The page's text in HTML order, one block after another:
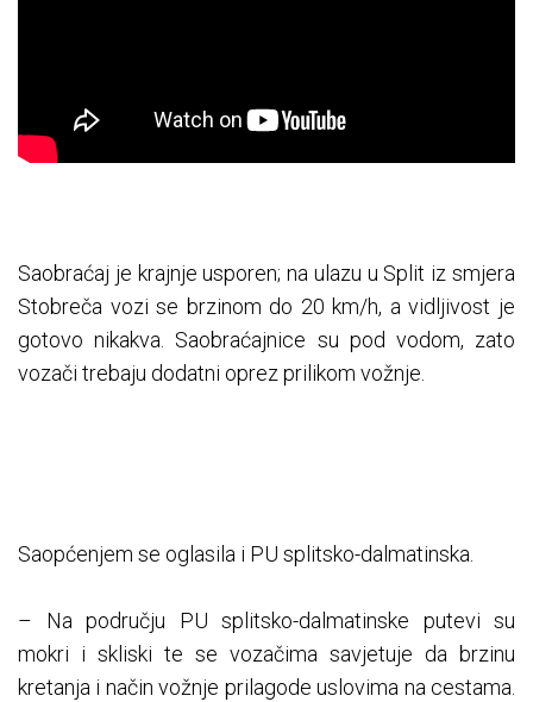
Saobraćaj je krajnje usporen; na ulazu u Split iz smjera
Stobreča vozi se brzinom do 20 km/h, a vidljivost je
gotovo nikakva. Saobraćajnice su pod vodom, zato
vozači trebaju dodatni oprez prilikom vožnje.
Saopćenjem se oglasila i PU splitsko-dalmatinska.
– Na području PU splitsko-dalmatinske putevi su
mokri i skliski te se vozačima savjetuje da brzinu
kretanja i način vožnje prilagode uslovima na cestama.